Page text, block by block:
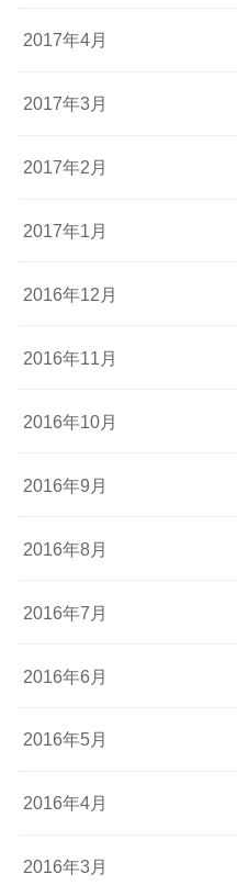
2017年4月
2017年3月
2017年2月
2017年1月
2016年12月
2016年11月
2016年10月
2016年9月
2016年8月
2016年7月
2016年6月
2016年5月
2016年4月
2016年3月